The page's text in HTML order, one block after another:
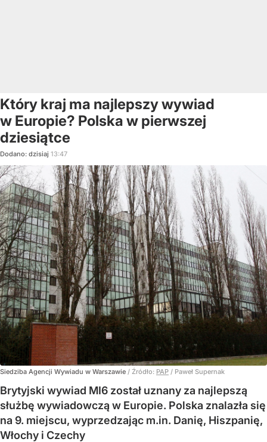
Który kraj ma najlepszy wywiad
w Europie? Polska w pierwszej
dziesiątce
Dodano: dzisiaj 13:47
Siedziba Agencji Wywiadu w Warszawie / Źródło: PAP / Paweł Supernak
Brytyjski wywiad MI6 został uznany za najlepszą
służbę wywiadowczą w Europie. Polska znalazła się
na 9. miejscu, wyprzedzając m.in. Danię, Hiszpanię,
Włochy i Czechy